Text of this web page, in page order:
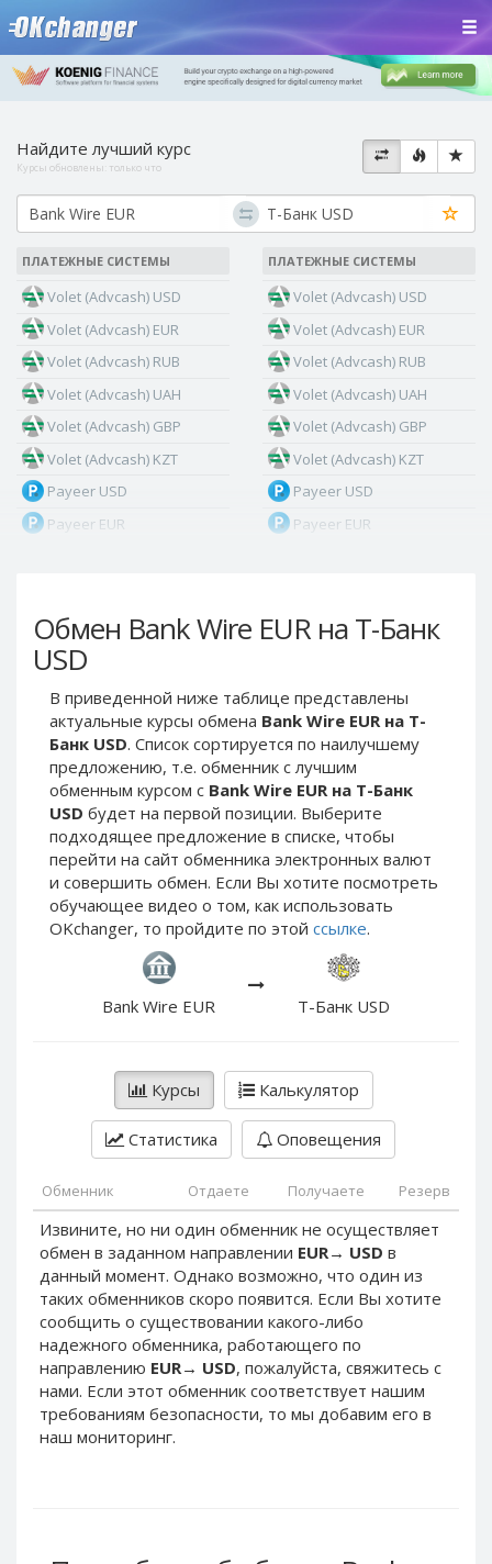
Обмен Bank Wire EUR на Т-Банк
USD
В приведенной ниже таблице представлены
актуальные курсы обмена Bank Wire EUR на Т-
Банк USD. Список сортируется по наилучшему
предложению, т.е. обменник с лучшим
обменным курсом с Bank Wire EUR на Т-Банк
USD будет на первой позиции. Выберите
подходящее предложение в списке, чтобы
перейти на сайт обменника электронных валют
и совершить обмен. Если Вы хотите посмотреть
обучающее видео о том, как использовать
OKchanger, то пройдите по этой ссылке.
Bank Wire EUR Т-Банк USD
Курсы Калькулятор
Статистика Оповещения
Обменник Отдаете Получаете Резерв
Извините, но ни один обменник не осуществляет
обмен в заданном направлении EUR→ USD в
данный момент. Однако возможно, что один из
таких обменников скоро появится. Если Вы хотите
сообщить о существовании какого-либо
надежного обменника, работающего по
направлению EUR→ USD, пожалуйста, свяжитесь с
нами. Если этот обменник соответствует нашим
требованиям безопасности, то мы добавим его в
наш мониторинг.
Найдите лучший курс
Курсы обновлены: только что
ПЛАТЕЖНЫЕ СИСТЕМЫ
Volet (Advcash) USD
Volet (Advcash) EUR
Volet (Advcash) RUB
Volet (Advcash) UAH
Volet (Advcash) GBP
Volet (Advcash) KZT
Payeer USD
Payeer EUR
Payeer Tether ERC20
(USDT)
Payeer UAH
ЮMoney RUB
ЮMoney KZT
PayPal USD
PayPal EUR
PayPal GBP
PayPal CAD
PayPal AUD
PayPal RUB
PayPal NOK
PayPal PLN
PayPal SGD
PayPal SEK
PayPal CHF
PayPal MYR
Webmoney WMZ
Webmoney WMR
Webmoney WME
Webmoney WMU
Webmoney WMK
ПЛАТЕЖНЫЕ СИСТЕМЫ
Volet (Advcash) USD
Volet (Advcash) EUR
Volet (Advcash) RUB
Volet (Advcash) UAH
Volet (Advcash) GBP
Volet (Advcash) KZT
Payeer USD
Payeer EUR
Payeer Tether ERC20
(USDT)
ЮMoney RUB
ЮMoney KZT
PayPal USD
PayPal EUR
PayPal GBP
PayPal CAD
PayPal AUD
PayPal RUB
PayPal CZK
PayPal NZD
PayPal NOK
PayPal PLN
PayPal SGD
PayPal SEK
PayPal CHF
PayPal MYR
Webmoney WMZ
Webmoney WMR
Webmoney WME
Webmoney WMU